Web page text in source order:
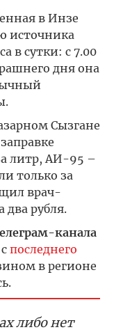
в Инзе
источника
в сутки: с 7.00
дня она
Сызгане
литр, АИ-95 –
только за
врач-
два рубля.
канала
последнего
в регионе
либо нет